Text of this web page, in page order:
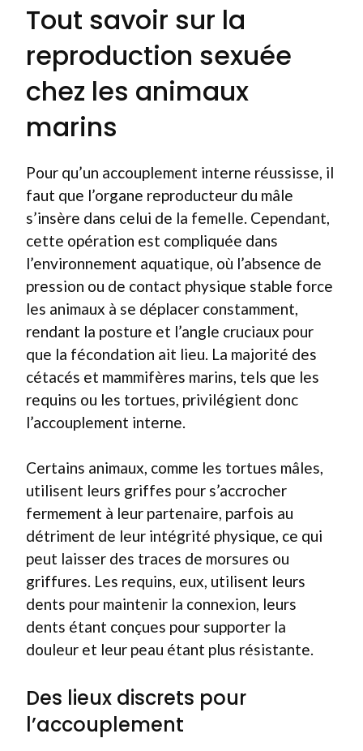
Tout savoir sur la
reproduction sexuée
chez les animaux
marins
Pour qu’un accouplement interne réussisse, il
faut que l’organe reproducteur du mâle
s’insère dans celui de la femelle. Cependant,
cette opération est compliquée dans
l’environnement aquatique, où l’absence de
pression ou de contact physique stable force
les animaux à se déplacer constamment,
rendant la posture et l’angle cruciaux pour
que la fécondation ait lieu. La majorité des
cétacés et mammifères marins, tels que les
requins ou les tortues, privilégient donc
l’accouplement interne.
Certains animaux, comme les tortues mâles,
utilisent leurs griffes pour s’accrocher
fermement à leur partenaire, parfois au
détriment de leur intégrité physique, ce qui
peut laisser des traces de morsures ou
griffures. Les requins, eux, utilisent leurs
dents pour maintenir la connexion, leurs
dents étant conçues pour supporter la
douleur et leur peau étant plus résistante.
Des lieux discrets pour
l’accouplement